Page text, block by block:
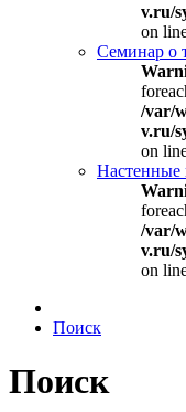
v.ru/
on
Семинар о
/var/
v.ru/
on
Настенные
/var/
v.ru/
on
Поиск
Поиск